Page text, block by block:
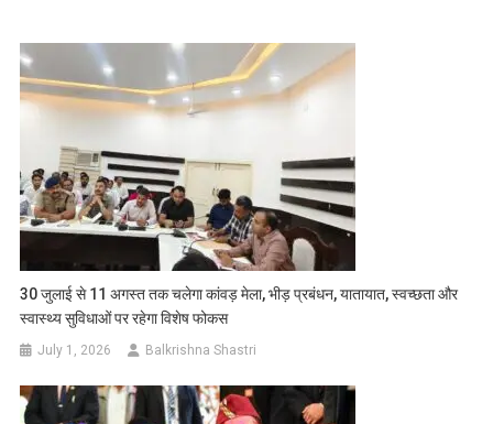
30 जुलाई से 11 अगस्त तक चलेगा कांवड़ मेला, भीड़ प्रबंधन, यातायात, स्वच्छता और
स्वास्थ्य सुविधाओं पर रहेगा विशेष फोकस
July 1, 2026 Balkrishna Shastri